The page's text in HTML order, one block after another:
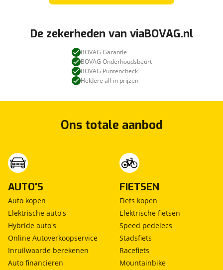
De zekerheden van viaBOVAG.nl
BOVAG Garantie
BOVAG Onderhoudsbeurt
BOVAG Puntencheck
Heldere all-in prijzen
Ons totale aanbod
AUTO'S
Auto kopen
Elektrische auto's
Hybride auto's
Online Autoverkoopservice
Inruilwaarde berekenen
Auto financieren
FIETSEN
Fiets kopen
Elektrische fietsen
Speed pedelecs
Stadsfiets
Racefiets
Mountainbike